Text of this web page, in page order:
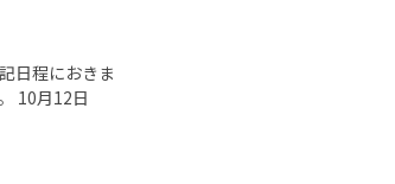
日程におきま
10月12日
未承認医薬品等の明示（薬機法）